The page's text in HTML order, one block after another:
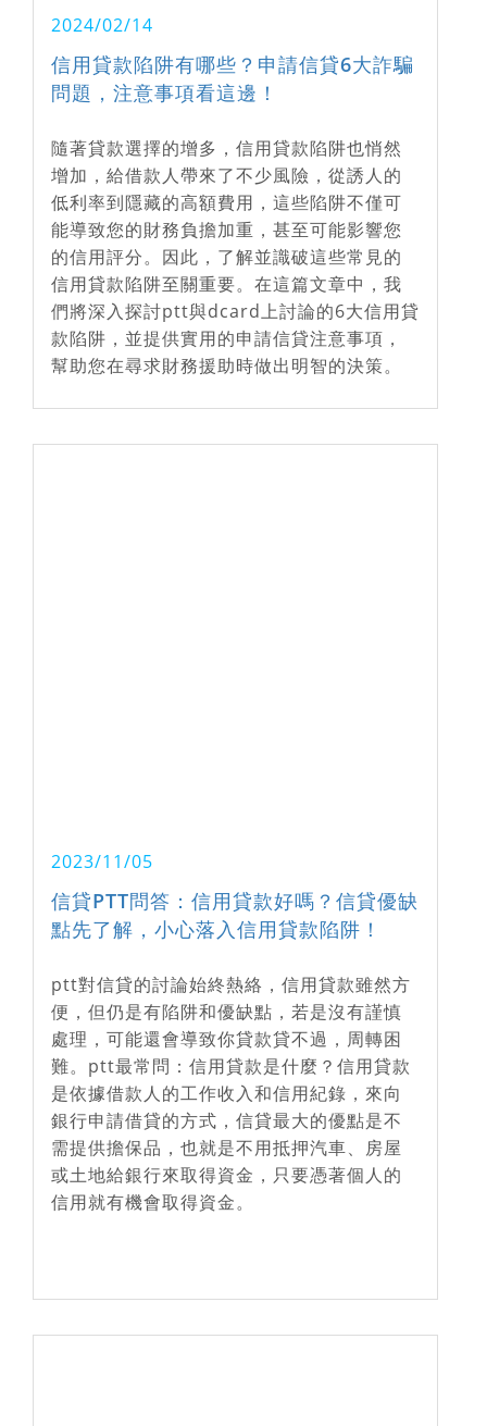
2024/02/14
信用貸款陷阱有哪些？申請信貸6大詐騙
問題，注意事項看這邊！
隨著貸款選擇的增多，信用貸款陷阱也悄然
增加，給借款人帶來了不少風險，從誘人的
低利率到隱藏的高額費用，這些陷阱不僅可
能導致您的財務負擔加重，甚至可能影響您
的信用評分。因此，了解並識破這些常見的
信用貸款陷阱至關重要。在這篇文章中，我
們將深入探討ptt與dcard上討論的6大信用貸
款陷阱，並提供實用的申請信貸注意事項，
幫助您在尋求財務援助時做出明智的決策。
2023/11/05
信貸PTT問答：信用貸款好嗎？信貸優缺
點先了解，小心落入信用貸款陷阱！
ptt對信貸的討論始終熱絡，信用貸款雖然方
便，但仍是有陷阱和優缺點，若是沒有謹慎
處理，可能還會導致你貸款貸不過，周轉困
難。ptt最常問：信用貸款是什麼？信用貸款
是依據借款人的工作收入和信用紀錄，來向
銀行申請借貸的方式，信貸最大的優點是不
需提供擔保品，也就是不用抵押汽車、房屋
或土地給銀行來取得資金，只要憑著個人的
信用就有機會取得資金。